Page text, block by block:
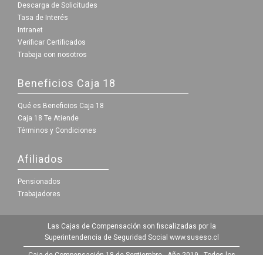
Descarga de Solicitudes
Tasa de Interés
Intranet
Verificar Certificados
Trabaja con nosotros
Beneficios Caja 18
Qué es Beneficios Caja 18
Caja 18 Te Atiende
Términos y Condiciones
Afiliados
Pensionados
Trabajadores
Las Cajas de Compensación son fiscalizadas por la
Superintendencia de Seguridad Social www.suseso.cl